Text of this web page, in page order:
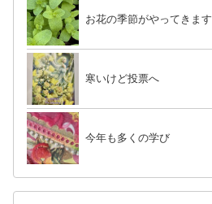
お花の季節がやってきます
寒いけど投票へ
今年も多くの学び